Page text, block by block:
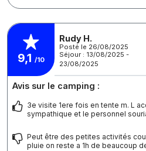
9,1 /10
Rudy H.
Posté le 26/08/2025
Séjour : 13/08/2025 -
23/08/2025
Avis sur le camping :
3e visite 1ere fois en tente m. L
sympathique et le personnel
Peut être des petites activités
pluie on reste a 1h de beaucoup